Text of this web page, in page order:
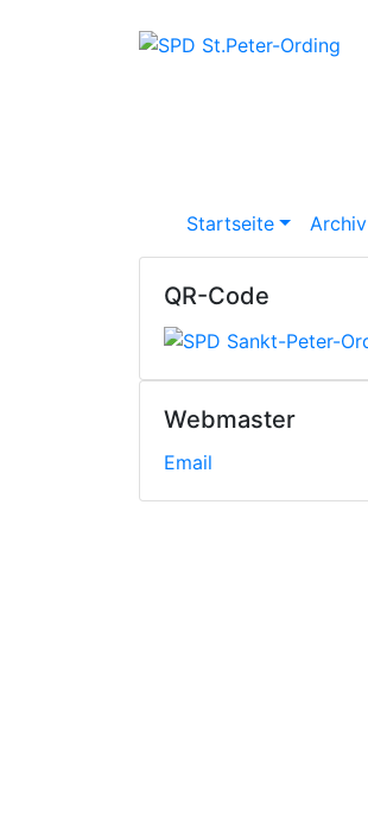
Startseite Archiv
QR-Code
Webmaster
Email